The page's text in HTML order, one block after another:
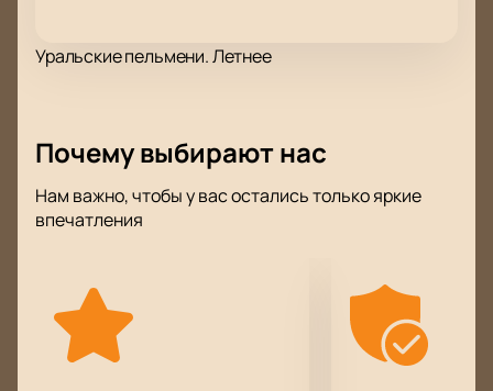
Уральские пельмени. Летнее
Почему выбирают нас
Нам важно, чтобы у вас остались только яркие
впечатления